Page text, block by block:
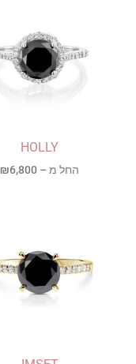
HOLLY
החל מ – ₪6,800